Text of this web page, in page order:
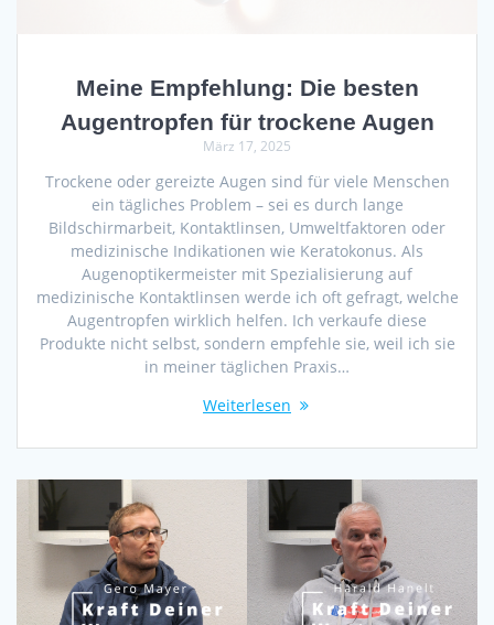
Meine Empfehlung: Die besten
Augentropfen für trockene Augen
März 17, 2025
Trockene oder gereizte Augen sind für viele Menschen
ein tägliches Problem – sei es durch lange
Bildschirmarbeit, Kontaktlinsen, Umweltfaktoren oder
medizinische Indikationen wie Keratokonus. Als
Augenoptikermeister mit Spezialisierung auf
medizinische Kontaktlinsen werde ich oft gefragt, welche
Augentropfen wirklich helfen. Ich verkaufe diese
Produkte nicht selbst, sondern empfehle sie, weil ich sie
in meiner täglichen Praxis…
Weiterlesen